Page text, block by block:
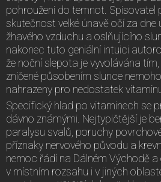
pohrouženi do temnot. Spisovatel
skutečnost velké únavě očí za dne
žhavého vzduchu a oslňujícího
nakonec tuto geniální intuici
že noční slepota je vyvolávána
zničené působením slunce
nahrazeny pro nedostatek
Specifický hlad po vitaminech se
dávno známými. Nejtypičtější je
paralysu svalů, poruchy
příznaky nervového původu a
nemoc řádí na Dálném Východě
v místním rozsahu i v jiných